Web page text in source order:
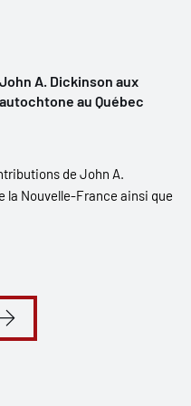
A. Dickinson aux
au Québec
de John A.
la Nouvelle-France ainsi que